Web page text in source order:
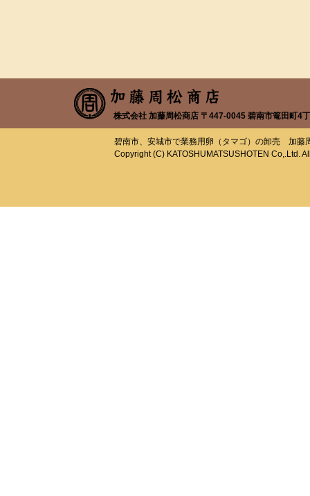
株式会社 加藤周松商店 〒447-0045 碧南市篭田町4
碧南市、安城市で業務用卵（タマゴ）の卸売 加藤
Copyright (C) KATOSHUMATSUSHOTEN Co,.Ltd.